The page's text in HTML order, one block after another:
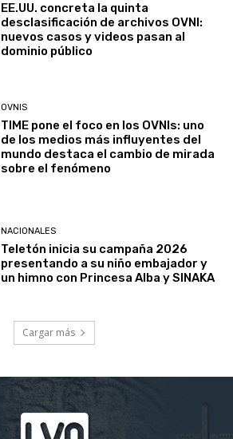
EE.UU. concreta la quinta
desclasificación de archivos OVNI:
nuevos casos y videos pasan al
dominio público
OVNIS
TIME pone el foco en los OVNIs: uno
de los medios más influyentes del
mundo destaca el cambio de mirada
sobre el fenómeno
NACIONALES
Teletón inicia su campaña 2026
presentando a su niño embajador y
un himno con Princesa Alba y SINAKA
Cargar más